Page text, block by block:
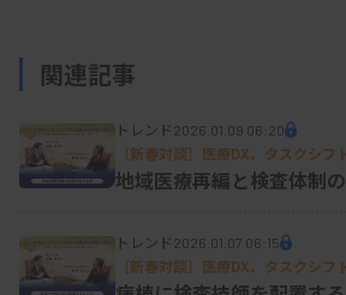
関連記事
トレンド 2026.01.09 06:20
［新春対談］医療DX、タスクシ
役割 現場・政策の最前線から読み
地域医療再編と検査体制
トレンド 2026.01.07 06:15
［新春対談］医療DX、タスクシ
役割 現場・政策の最前線から読み